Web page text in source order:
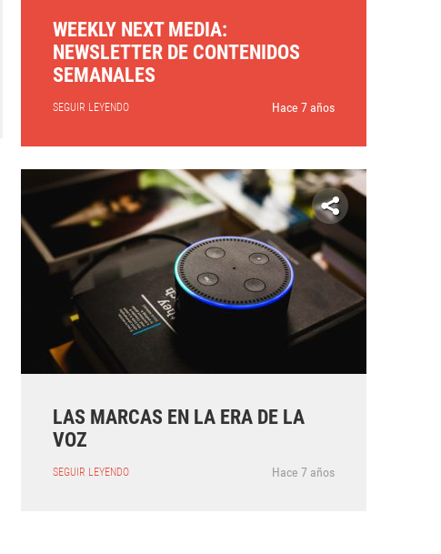
WEEKLY NEXT MEDIA:
NEWSLETTER DE CONTENIDOS
SEMANALES
SEGUIR LEYENDO Hace 7 años
LAS MARCAS EN LA ERA DE LA
VOZ
SEGUIR LEYENDO Hace 7 años